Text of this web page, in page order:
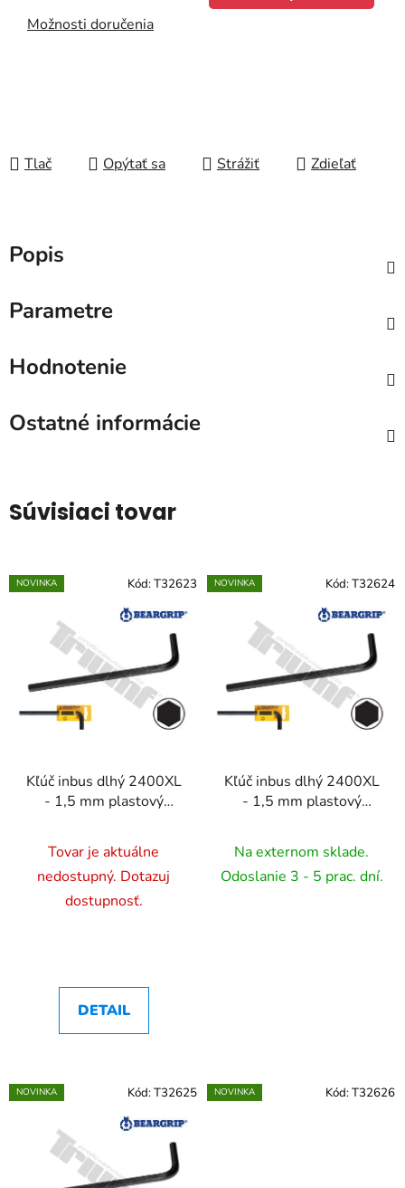
Možnosti doručenia
Tlač Opýtať sa Strážiť Zdieľať
Popis
Parametre
Hodnotenie
Ostatné informácie
Súvisiaci tovar
NOVINKA
Kľúč inbus dlhý 2400XL
- 1,5 mm plastový
Tovar je aktuálne
nedostupný. Dotazuj
dostupnosť.
DETAIL
Kód:T32623 NOVINKA
Kľúč inbus dlhý 2400XL
- 1,5 mm plastový
Na externom sklade.
Odoslanie 3 - 5 prac. dní.
Kód:T32624
NOVINKA Kód:T32625 NOVINKA Kód:T32626